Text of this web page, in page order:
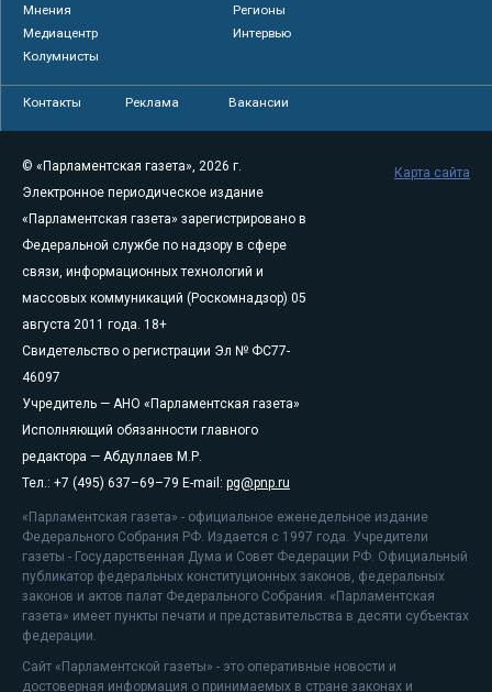
Мнения
Регионы
Медиацентр
Интервью
Колумнисты
Контакты Реклама Вакансии
© «Парламентская газета», 2026 г.
Электронное периодическое издание
«Парламентская газета» зарегистрировано в
Федеральной службе по надзору в сфере
связи, информационных технологий и
массовых коммуникаций (Роскомнадзор) 05
августа 2011 года. 18+
Свидетельство о регистрации Эл № ФС77-
46097
Учредитель — АНО «Парламентская газета»
Исполняющий обязанности главного
редактора — Абдуллаев М.Р.
Тел.: +7 (495) 637–69–79 E-mail: pg@pnp.ru
«Парламентская газета» - официальное еженедельное издание
Федерального Собрания РФ. Издается с 1997 года. Учредители
газеты - Государственная Дума и Совет Федерации РФ. Официальный
публикатор федеральных конституционных законов, федеральных
законов и актов палат Федерального Собрания. «Парламентская
газета» имеет пункты печати и представительства в десяти субъектах
федерации.
Сайт «Парламентской газеты» - это оперативные новости и
достоверная информация о принимаемых в стране законах и
Карта сайта